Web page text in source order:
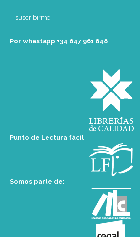
Por whastapp +34 ‭647 961 848‬
Punto de Lectura fácil
Somos parte de: